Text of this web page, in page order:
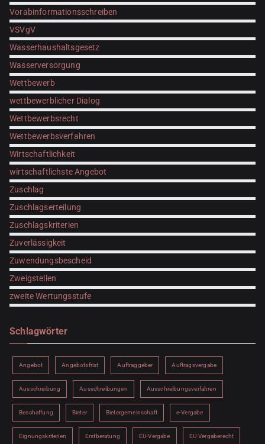
Vorabinformationsschreiben
VSVgV
Wasserhaushaltsgesetz
Wasserversorgung
Wettbewerb
wettbewerblicher Dialog
Wettbewerbsrecht
Wettbewerbsverfahren
Wirtschaftlichkeit
wirtschaftlichste Angebot
Zuschlag
Zuschlagserteilung
Zuschlagskriterien
Zuverlässigkeit
Zuwendungsbescheid
Zweigstellen
zweite Wertungsstufe
Schlagwörter
Angebot Angebotsfrist Auftraggeber Auftragsvergabe
Ausschreibung Ausschreibungen Ausschreibungsverfahren
Beschaffung Bieter Bietergemeinschaft e-Vergabe
Eignungskriterien Erstberatung EU-Vergabe EU-Vergaberecht